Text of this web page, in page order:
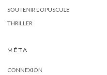
SOUTENIR L'OPUSCULE
THRILLER
MÉTA
CONNEXION